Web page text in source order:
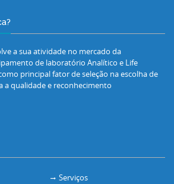
a sua atividade no mercado da
de laboratório Analítico e Life
principal fator de seleção na escolha de
a qualidade e reconhecimento
Serviços